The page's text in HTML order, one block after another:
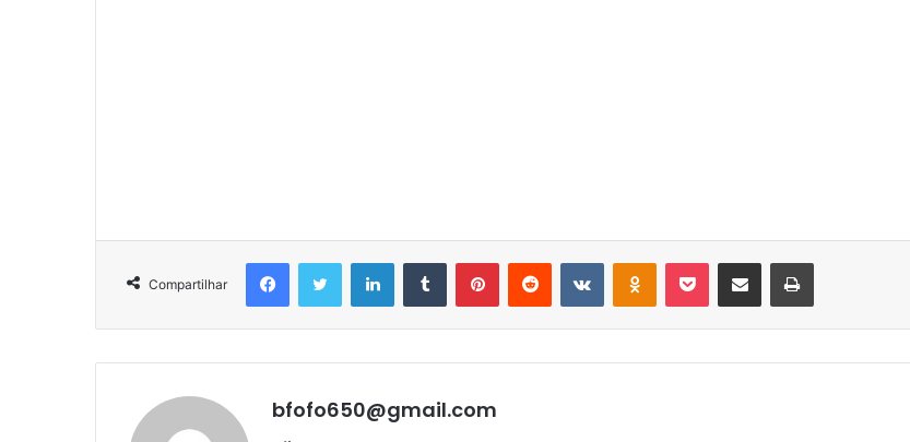
Compartilhar
FacebookTwitter LinkedinTumblr PinterestReddit VK OK Pocket Compartilhar via e-mail Imprimir
bfofo650@gmail.com